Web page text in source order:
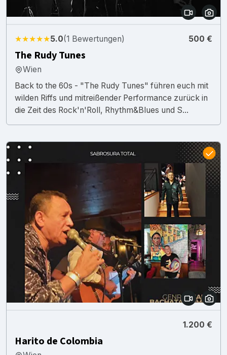
★★★★★5.0(1 Bewertungen) 500 €
The Rudy Tunes
Wien
Back to the 60s - "The Rudy Tunes" führen euch mit
wilden Riffs und mitreißender Performance zurück in
die Zeit des Rock'n'Roll, Rhythm&Blues und S...
1.200 €
Harito de Colombia